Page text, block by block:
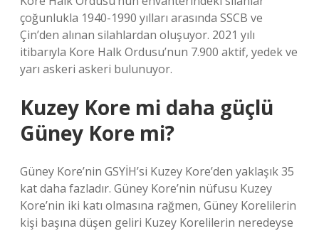
çoğunlukla 1940-1990 yılları arasında SSCB ve
Çin’den alınan silahlardan oluşuyor. 2021 yılı
itibarıyla Kore Halk Ordusu’nun 7.900 aktif, yedek ve
yarı askeri askeri bulunuyor.
Kuzey Kore mi daha güçlü
Güney Kore mi?
Güney Kore’nin GSYİH’si Kuzey Kore’den yaklaşık 35
kat daha fazladır. Güney Kore’nin nüfusu Kuzey
Kore’nin iki katı olmasına rağmen, Güney Korelilerin
kişi başına düşen geliri Kuzey Korelilerin neredeyse